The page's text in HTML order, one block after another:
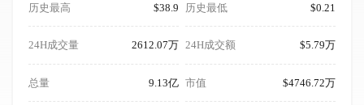
历史最高 $38.9 历史最低 $0.21
24H成交量 2612.07万 24H成交额 $5.79万
总量 9.13亿 市值 $4746.72万